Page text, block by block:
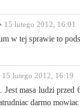
• 15 lutego 2012, 16:01
w tej sprawie to
15 lutego 2012, 16:19
Jest masa ludzi
darmo